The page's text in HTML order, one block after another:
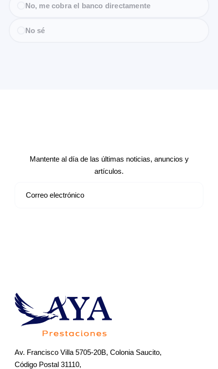
No, me cobra el banco directamente
No sé
Mantente al día de las últimas noticias, anuncios y
artículos.
Av. Francisco Villa 5705-20B, Colonia Saucito,
Código Postal 31110,